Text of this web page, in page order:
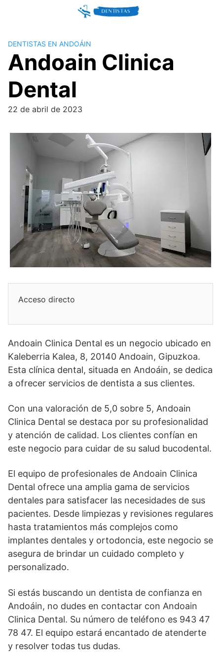
DENTISTAS EN ANDOÁIN
Andoain Clinica
Dental
22 de abril de 2023
Acceso directo
Andoain Clinica Dental es un negocio ubicado en
Kaleberria Kalea, 8, 20140 Andoain, Gipuzkoa.
Esta clínica dental, situada en Andoáin, se dedica
a ofrecer servicios de dentista a sus clientes.
Con una valoración de 5,0 sobre 5, Andoain
Clinica Dental se destaca por su profesionalidad
y atención de calidad. Los clientes confían en
este negocio para cuidar de su salud bucodental.
El equipo de profesionales de Andoain Clinica
Dental ofrece una amplia gama de servicios
dentales para satisfacer las necesidades de sus
pacientes. Desde limpiezas y revisiones regulares
hasta tratamientos más complejos como
implantes dentales y ortodoncia, este negocio se
asegura de brindar un cuidado completo y
personalizado.
Si estás buscando un dentista de confianza en
Andoáin, no dudes en contactar con Andoain
Clinica Dental. Su número de teléfono es 943 47
78 47. El equipo estará encantado de atenderte
y resolver todas tus dudas.